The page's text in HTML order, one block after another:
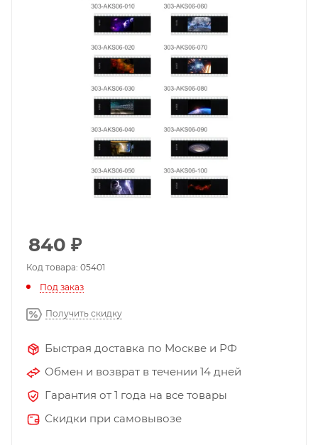
840 ₽
Код товара: 05401
Под заказ
Получить скидку
Быстрая доставка по Москве и РФ
Обмен и возврат в течении 14 дней
Гарантия от 1 года на все товары
Скидки при самовывозе